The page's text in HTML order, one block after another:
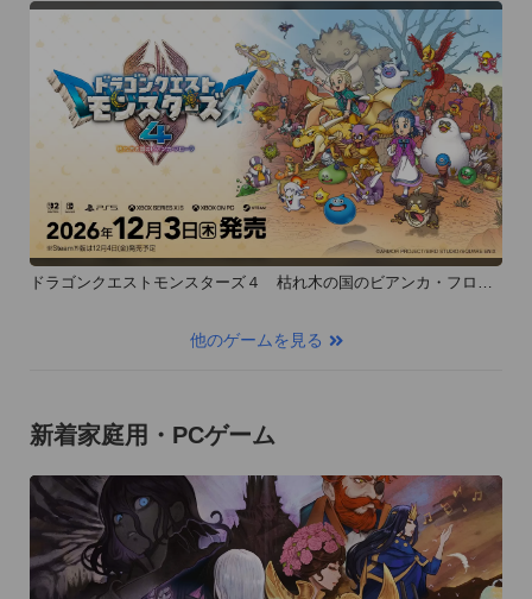
ドラゴンクエストモンスターズ４ 枯れ木の国のビアンカ・フロー
他のゲームを見る
新着家庭用・PCゲーム